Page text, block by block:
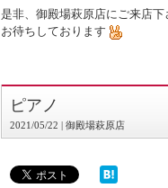
是非、御殿場萩原店にご来店下
お待ちしております
ピアノ
2021/05/22 | 御殿場萩原店